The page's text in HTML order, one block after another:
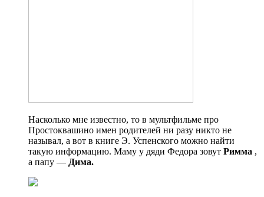
Насколько мне известно, то в мультфильме про
Простоквашино имен родителей ни разу никто не
называл, а вот в книге Э. Успенского можно найти
такую информацию. Маму у дяди Федора зовут Римма ,
а папу — Дима.